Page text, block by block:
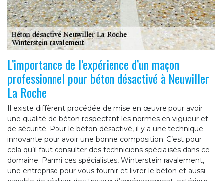
L’importance de l’expérience d’un maçon
professionnel pour béton désactivé à Neuwiller
La Roche
Il existe diffèrent procédée de mise en œuvre pour avoir
une qualité de béton respectant les normes en vigueur et
de sécurité. Pour le béton désactivé, il y a une technique
innovante pour avoir une bonne composition. C’est pour
cela qu’il faut consulter des techniciens spécialisés dans ce
domaine. Parmi ces spécialistes, Winterstein ravalement,
une entreprise pour vous fournir et livrer le béton et aussi